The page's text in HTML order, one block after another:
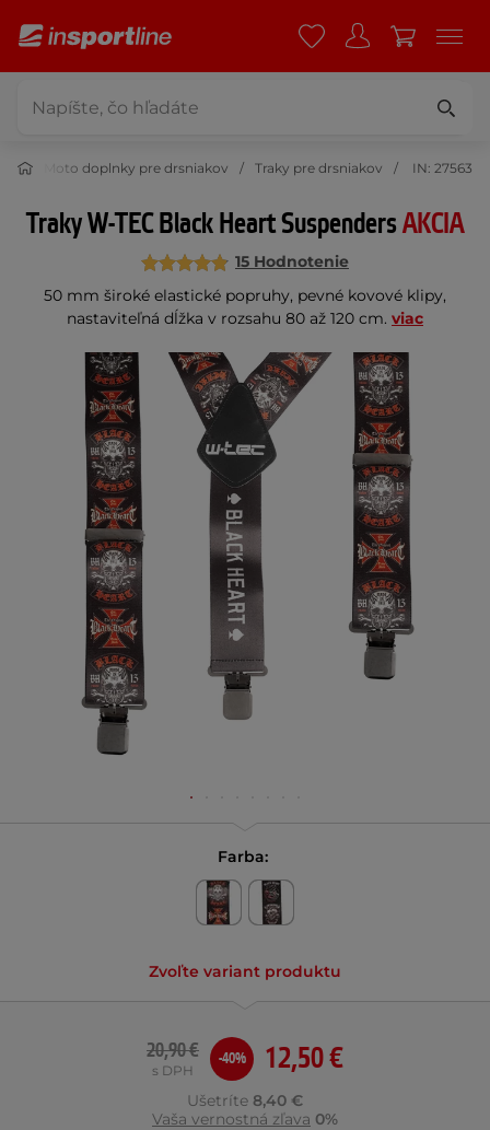
Moto doplnky pre drsniakov Traky pre drsniakov IN: 27563
Traky W-TEC Black Heart SuspendersAKCIA
15 Hodnotenie
50 mm široké elastické popruhy, pevné kovové klipy,
nastaviteľná dĺžka v rozsahu 80 až 120 cm. viac
Farba:
Zvoľte variant produktu
12,50 €
20,90 €
s DPH
-40%
Ušetríte 8,40 €
Vaša vernostná zľava 0%